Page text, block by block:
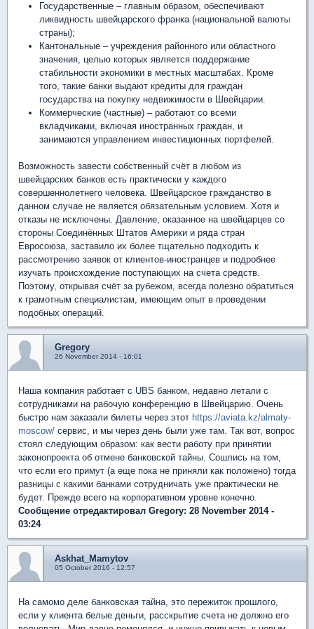
Государственные – главным образом, обеспечивают
ликвидность швейцарского франка (национальной валюты
страны);
Кантональные – учреждения районного или областного
значения, целью которых является поддержание
стабильности экономики в местных масштабах. Кроме
того, такие банки выдают кредиты для граждан
государства на покупку недвижимости в Швейцарии.
Коммерческие (частные) – работают со всеми
вкладчиками, включая иностранных граждан, и
занимаются управлением инвестиционных портфелей.
Возможность завести собственный счёт в любом из
швейцарских банков есть практически у каждого
совершеннолетнего человека. Швейцарское гражданство в
данном случае не является обязательным условием. Хотя и
отказы не исключены. Давление, оказанное на швейцарцев со
стороны Соединённых Штатов Америки и ряда стран
Евросоюза, заставило их более тщательно подходить к
рассмотрению заявок от клиентов-иностранцев и подробнее
изучать происхождение поступающих на счета средств.
Поэтому, открывая счёт за рубежом, всегда полезно обратиться
к грамотным специалистам, имеющим опыт в проведении
подобных операций.
Gregory
26 November 2014 - 16:01
Наша компания работает с UBS банком, недавно летали с
сотрудниками на рабочую конференцию в Швейцарию. Очень
быстро нам заказали билеты через этот https://aviata.kz/almaty-
moscow/ сервис, и мы через день были уже там. Так вот, вопрос
стоял следующим образом: как вести работу при принятии
законопроекта об отмене банковской тайны. Сошлись на том,
что если его примут (а еще пока не приняли как положено) тогда
разницы с какими банками сотрудничать уже практически не
будет. Прежде всего на корпоративном уровне конечно.
Сообщение отредактировал Gregory: 28 November 2014 -
03:24
Askhat_Mamytov
05 October 2016 - 12:57
На самомо деле банковская тайна, это пережиток прошлого,
если у клиента белые деньги, расскрытие счета не должно его